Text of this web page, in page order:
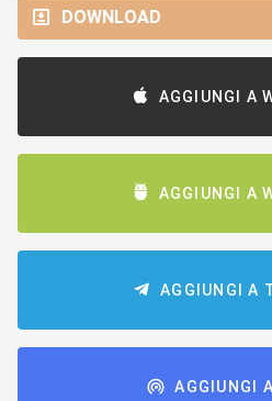
DOWNLOAD
AGGIUNGI A
AGGIUNGI A
AGGIUNGI A
AGGIUNGI